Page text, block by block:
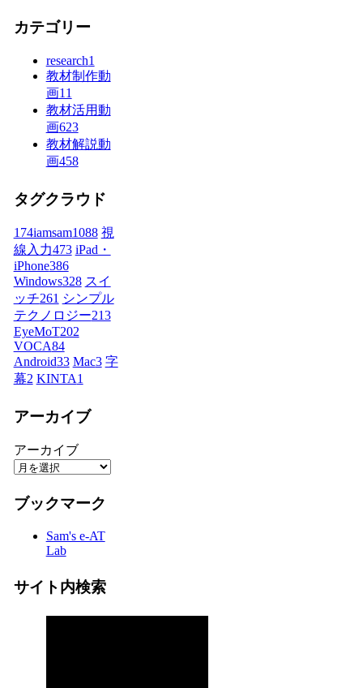
カテゴリー
research1
教材制作動
画11
教材活用動
画623
教材解説動
画458
タグクラウド
174iamsam1088 視
線入力473 iPad・
iPhone386
Windows328 スイ
ッチ261 シンプル
テクノロジー213
EyeMoT202
VOCA84
Android33 Mac3 字
幕2 KINTA1
アーカイブ
アーカイブ
ブックマーク
Sam's e-AT
Lab
サイト内検索